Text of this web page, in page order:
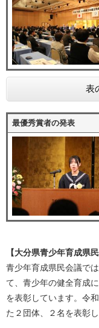
表
最優秀賞者の発表
【大分県青少年育成県
青少年育成県民会議で
て、青少年の健全育成
を表彰しています。令
た２団体、２名を表彰し